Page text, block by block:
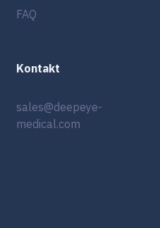
FAQ
Kontakt
sales@deepeye-
medical.com